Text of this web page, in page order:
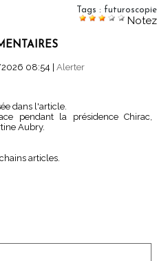
Tags : futuroscopie
Notez
08:54
Alerter
dans l'article.
pendant la présidence Chirac,
Aubry.
articles.